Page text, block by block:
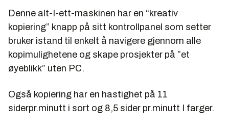
Denne alt-I-ett-maskinen har en “kreativ
kopiering” knapp på sitt kontrollpanel som setter
bruker istand til enkelt å navigere gjennom alle
kopimulighetene og skape prosjekter på ”et
øyeblikk” uten PC.
Også kopiering har en hastighet på 11
siderpr.minutt i sort og 8,5 sider pr.minutt I farger.